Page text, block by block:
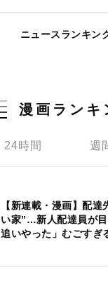
ニュースランキン
漫画ランキ
24時間 週
【新連載・漫画】配
い家”…新人配達員が
追いやった」むごすぎ